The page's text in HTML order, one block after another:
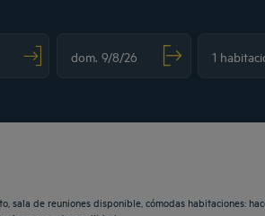
de reuniones disponible, cómodas habitaciones: